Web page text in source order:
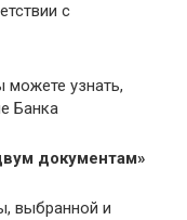
с
можете узнать,
Банка
документам»
выбранной и